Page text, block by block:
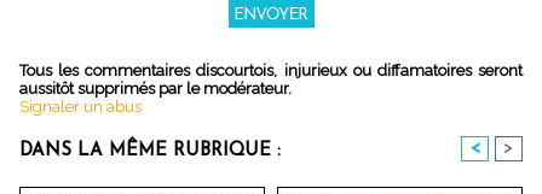
Tous les commentaires discourtois, injurieux ou diffamatoires seront
aussitôt supprimés par le modérateur.
Signaler un abus
DANS LA MÊME RUBRIQUE : < >